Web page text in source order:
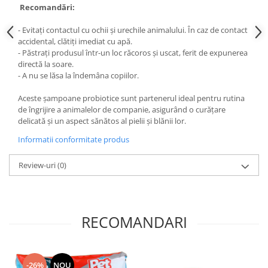
Uleiuri esentiale aromaterapie si
difuzoare
Odorizanti cu bete de ratan si
lumanari parfumate
Odorizanti spray si neutralizatori
Odorizanti pentru baie
Absorbanti de Umiditate & Rezerve
OdorBlock Neutralizatori miros
Pachete Odorizare
Betisoare parfumate
Produse pentu aprins focul
Produse pudra certificate Eco Cert
Pasta si crema abraziva pentru
Recomandări:
- Evitați contactul cu ochii și urechile animalului. În caz de contact
accidental, clătiți imediat cu apă.
- Păstrați produsul într-un loc răcoros și uscat, ferit de expunerea
directă la soare.
- A nu se lăsa la îndemâna copiilor.
Aceste șampoane probiotice sunt partenerul ideal pentru rutina
de îngrijire a animalelor de companie, asigurând o curățare
delicată și un aspect sănătos al pielii și blănii lor.
Informatii conformitate produs
Review-uri(0)
RECOMANDARI
-26% NOU